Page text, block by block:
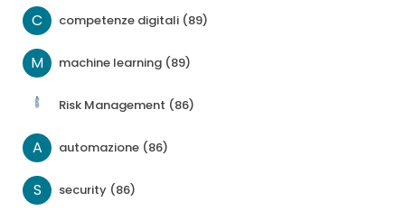
C competenze digitali (89)
M machine learning (89)
Risk Management (86)
A automazione (86)
S security (86)